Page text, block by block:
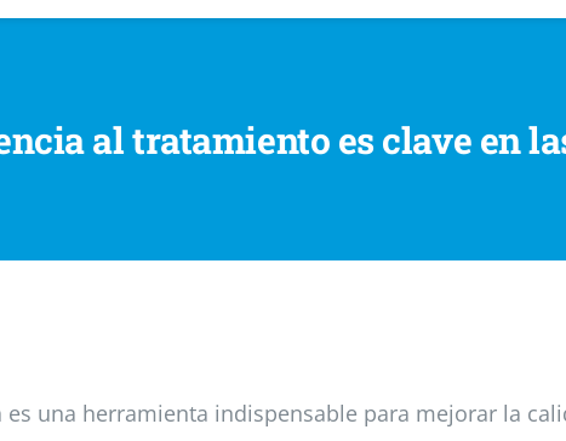
al tratamiento es clave en
una herramienta indispensable para mejorar la